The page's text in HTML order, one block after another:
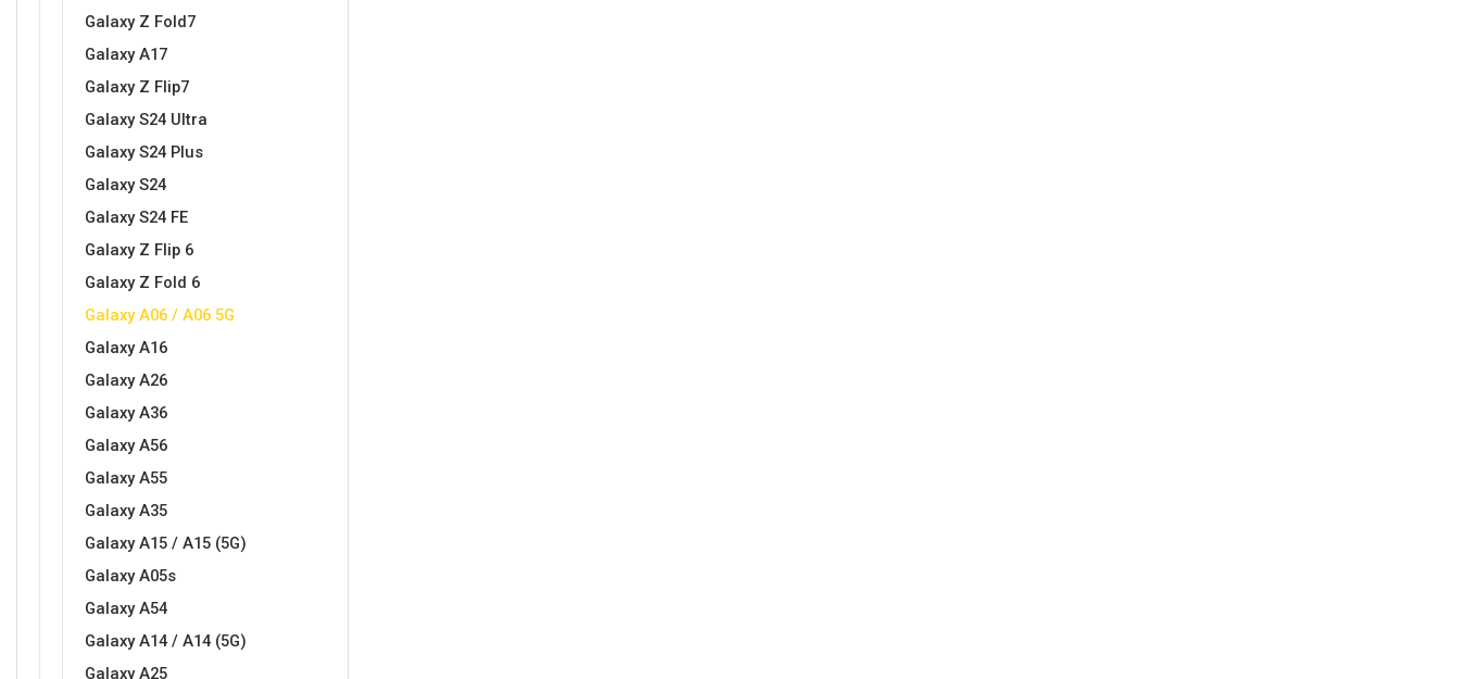
Galaxy Z Fold7
Galaxy A17
Galaxy Z Flip7
Galaxy S24 Ultra
Galaxy S24 Plus
Galaxy S24
Galaxy S24 FE
Galaxy Z Flip 6
Galaxy Z Fold 6
Galaxy A06 / A06 5G
Galaxy A16
Galaxy A26
Galaxy A36
Galaxy A56
Galaxy A55
Galaxy A35
Galaxy A15 / A15 (5G)
Galaxy A05s
Galaxy A54
Galaxy A14 / A14 (5G)
Galaxy A25
Životinjsko carstvo
Svemirska kolekcija
Love motivi
Preklopne maskice